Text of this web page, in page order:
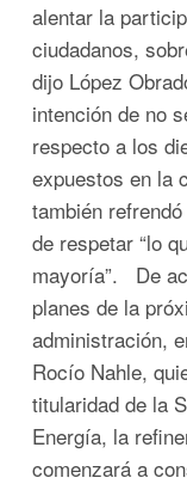
alentar la
ciudadanos,
dijo López
intención de no
respecto a los
expuestos en la
también
de respetar “lo
mayoría”. De
planes de la
administración,
Rocío Nahle,
titularidad de la
Energía, la
comenzará a